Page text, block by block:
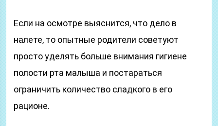
Если на осмотре выяснится, что дело в
налете, то опытные родители советуют
просто уделять больше внимания гигиене
полости рта малыша и постараться
ограничить количество сладкого в его
рационе.